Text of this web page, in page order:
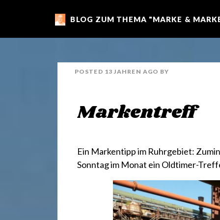
m
a
BLOG ZUM THEMA "MARKE &
POSTED 13 JAHREN AGO BY
Markentreff
Ein Markentipp im Ruhrgebiet:
Sonntag im Monat ein Oldtimer-